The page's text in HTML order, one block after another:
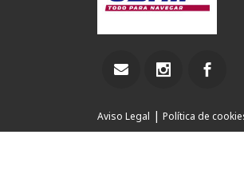
Aviso Legal | Política de